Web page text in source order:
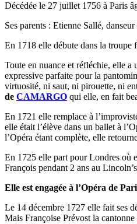
Décédée le 27 juillet 1756 à Paris
Ses parents : Etienne Sallé,
En 1718 elle débute dans la troupe
Toute en nuance et réfléchie, elle a
expressive parfaite pour la
virtuosité, ni saut, ni pirouette, ni
de CAMARGO qui elle, en fait
En 1721 elle remplace à
elle était l’élève dans un ballet à
l’Opéra étant complète, elle
En 1725 elle part pour Londres où
François pendant 2 ans au
Elle est engagée à l’Opéra de
Le 14 décembre 1727 elle fait ses
Mais Françoise Prévost la cantonne